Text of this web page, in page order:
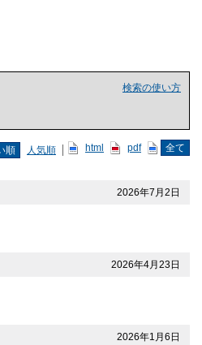
検索の使い方
順 人気順 html pdf 全て
2026年7月2日
2026年4月23日
2026年1月6日